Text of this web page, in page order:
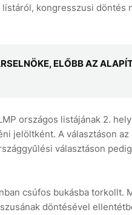
kongresszusi döntés
ELŐBB AZ
országos listájának 2.
jelöltként. A választáson
választáson
csúfos bukásba torkollt.
döntésével